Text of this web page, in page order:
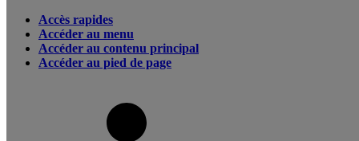
Accès rapides
Accéder au menu
Accéder au contenu principal
Accéder au pied de page